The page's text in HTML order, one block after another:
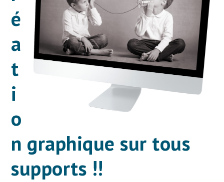
é
a
t
i
o
n graphique sur tous
supports !!